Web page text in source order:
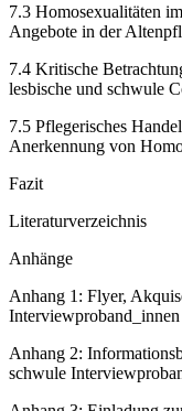
7.3 Homosexualitäten
Angebote in der
7.4 Kritische
lesbische und schwule
7.5 Pflegerisches
Anerkennung von
Fazit
Literaturverzeichnis
Anhänge
Anhang 1: Flyer,
Interviewproband_innen
Anhang 2:
schwule